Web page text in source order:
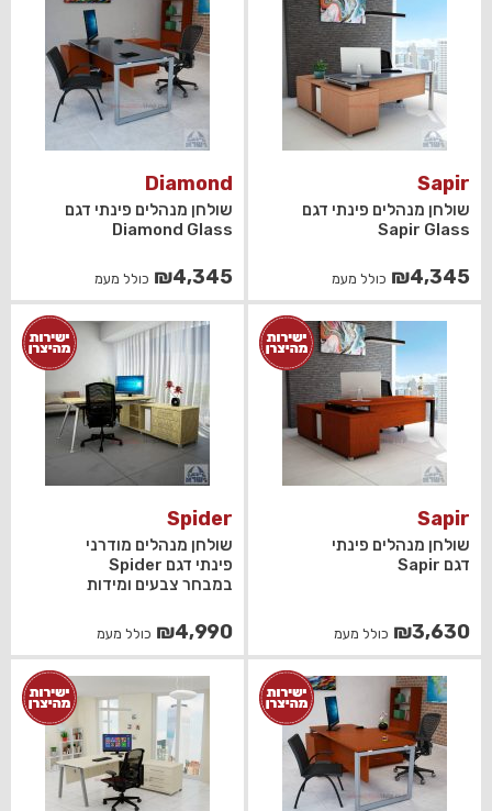
Sapir
שולחן מנהלים פינתי דגם
Sapir Glass
₪4,345 כולל מעמ
Diamond
שולחן מנהלים פינתי דגם
Diamond Glass
₪4,345 כולל מעמ
Sapir
שולחן מנהלים פינתי
דגם Sapir
₪3,630 כולל מעמ
Spider
שולחן מנהלים מודרני
פינתי דגם Spider
במבחר צבעים ומידות
₪4,990 כולל מעמ